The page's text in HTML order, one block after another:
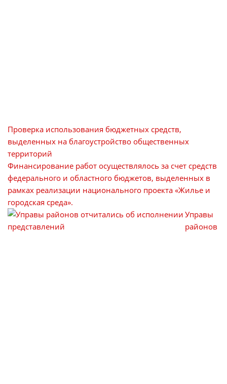
Проверка использования бюджетных средств,
выделенных на благоустройство общественных
территорий
Финансирование работ осуществлялось за счет средств
федерального и областного бюджетов, выделенных в
рамках реализации национального проекта «Жилье и
городская среда».
Управы
районов